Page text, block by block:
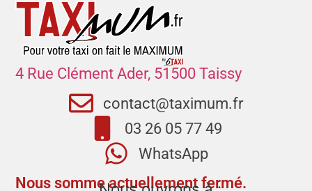
4 Rue Clément Ader, 51500 Taissy
contact@taximum.fr
03 26 05 77 49
WhatsApp
Nous somme actuellement fermé.